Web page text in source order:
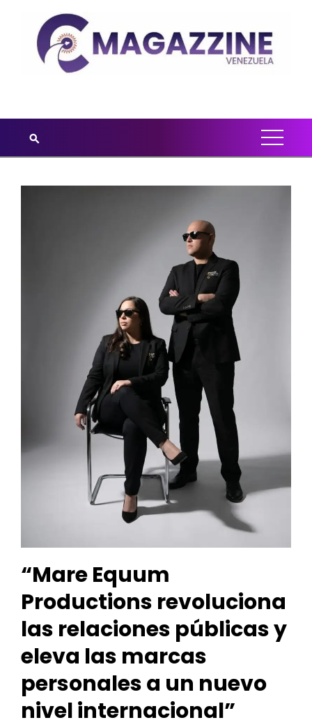
“Mare Equum
Productions revoluciona
las relaciones públicas y
eleva las marcas
personales a un nuevo
nivel internacional”